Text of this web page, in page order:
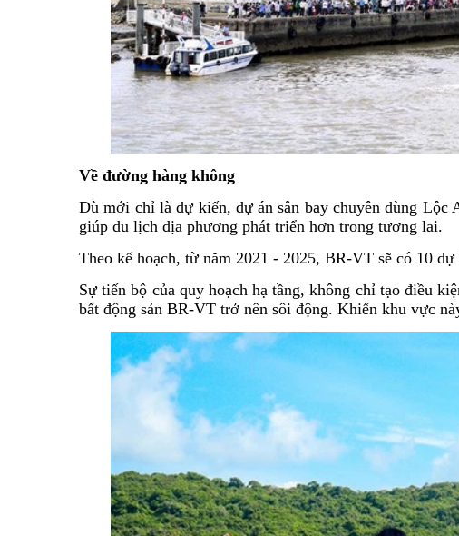
Về đường hàng không
Dù mới chỉ là dự kiến, dự án sân bay chuyên dùng Lộc
giúp du lịch địa phương phát triển hơn trong tương lai.
Theo kế hoạch, từ năm 2021 - 2025, BR-VT sẽ có 10
Sự tiến bộ của quy hoạch hạ tầng, không chỉ tạo điều
bất động sản BR-VT trở nên sôi động. Khiến khu vực